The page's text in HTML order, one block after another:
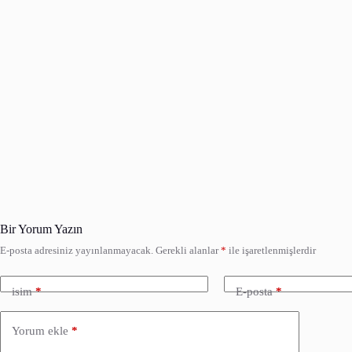
Bir Yorum Yazın
E-posta adresiniz yayınlanmayacak. Gerekli alanlar* ile işaretlenmişlerdir
isim* E-posta*
Yorum ekle *